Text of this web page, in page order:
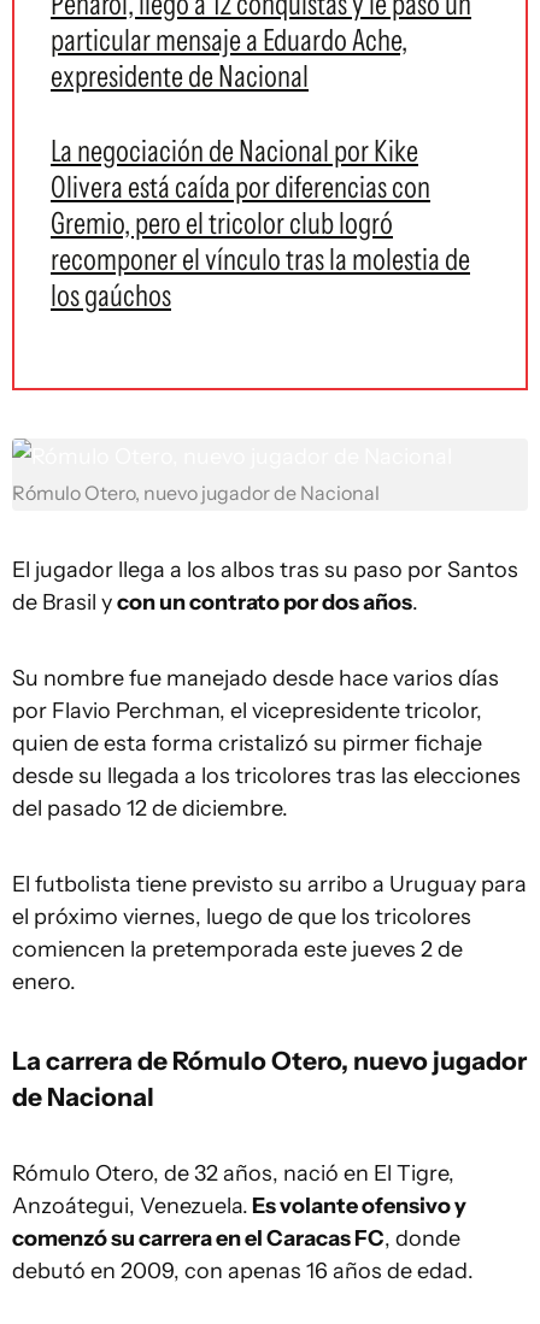
particular mensaje a Eduardo Ache,
expresidente de Nacional
La negociación de Nacional por Kike
Olivera está caída por diferencias con
Gremio, pero el tricolor club logró
recomponer el vínculo tras la molestia de
los gaúchos
Rómulo Otero, nuevo jugador de Nacional
El jugador llega a los albos tras su paso por Santos
de Brasil ycon un contrato por dos años.
Su nombre fue manejado desde hace varios días
por Flavio Perchman, el vicepresidente tricolor,
quien de esta forma cristalizó su pirmer fichaje
desde su llegada a los tricolores tras las elecciones
del pasado 12 de diciembre.
El futbolista tiene previsto su arribo a Uruguay para
el próximo viernes, luego de que los tricolores
comiencen la pretemporada este jueves 2 de
enero.
La carrera de Rómulo Otero, nuevo jugador
de Nacional
Rómulo Otero, de 32 años, nació en El Tigre,
Anzoátegui, Venezuela. Es volante ofensivo y
comenzó su carrera en el Caracas FC, donde
debutó en 2009, con apenas 16 años de edad.